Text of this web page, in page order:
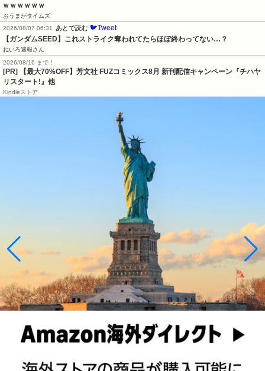
ｗｗｗｗｗｗ
おうまがタイムズ
2026/08/07 06:31
あとで読む 🐦Tweet
【ガンダムSEED】これストライク奪われてたらほぼ終わってない…？
ねいろ速報さん
2026/08/16 まで！
[PR] 【最大70%OFF】芳文社 FUZコミックス8月 新刊配信キャンペーン『チハヤ
リスタート!』他
Kindleストア